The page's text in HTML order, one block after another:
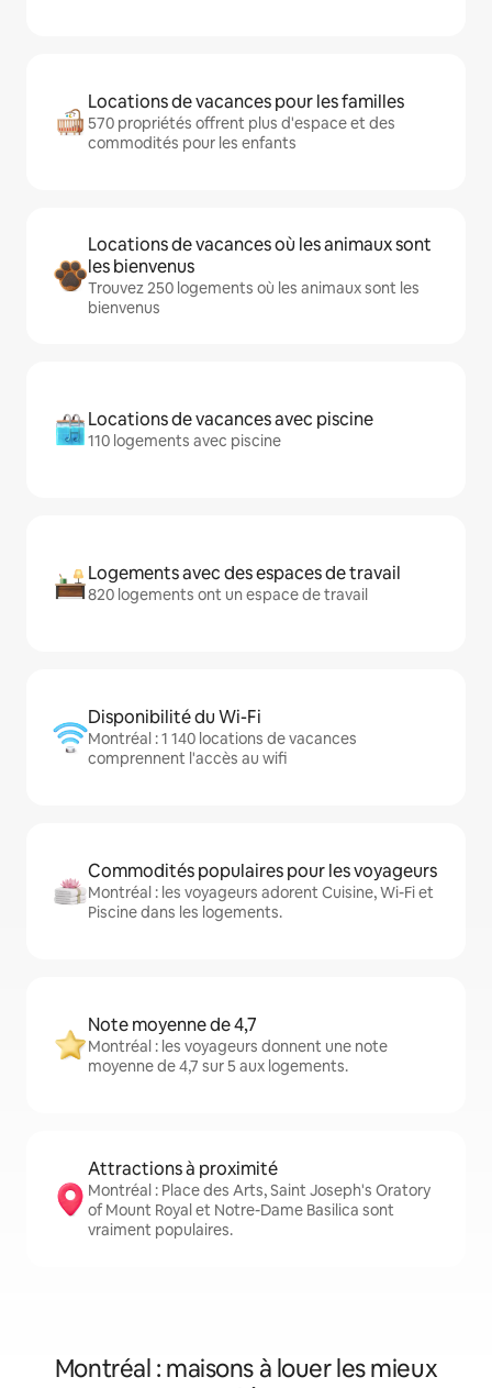
Locations de vacances pour les familles
570 propriétés offrent plus d'espace et des
commodités pour les enfants
Locations de vacances où les animaux sont
les bienvenus
Trouvez 250 logements où les animaux sont les
bienvenus
Locations de vacances avec piscine
110 logements avec piscine
Logements avec des espaces de travail
820 logements ont un espace de travail
Disponibilité du Wi-Fi
Montréal : 1 140 locations de vacances
comprennent l'accès au wifi
Commodités populaires pour les voyageurs
Montréal : les voyageurs adorent Cuisine, Wi-Fi et
Piscine dans les logements.
Note moyenne de 4,7
Montréal : les voyageurs donnent une note
moyenne de 4,7 sur 5 aux logements.
Attractions à proximité
Montréal : Place des Arts, Saint Joseph's Oratory
of Mount Royal et Notre-Dame Basilica sont
vraiment populaires.
Montréal : maisons à louer les mieux